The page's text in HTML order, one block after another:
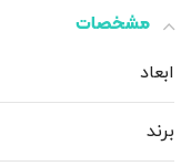
مشخصات
ابعاد
برند